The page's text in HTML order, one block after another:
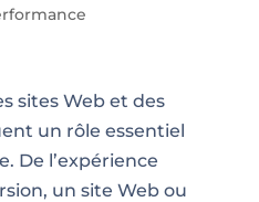
sites Web et des
un rôle essentiel
De l’expérience
un site Web ou